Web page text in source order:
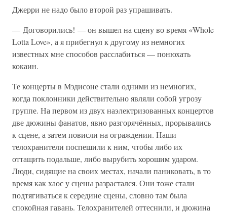
Джерри не надо было второй раз упрашивать.
— Договорились! — он вышел на сцену во время «Whole
Lotta Love», а я прибегнул к другому из немногих
известных мне способов расслабиться — понюхать
кокаин.
Те концерты в Мэдисоне стали одними из немногих,
когда поклонники действительно являли собой угрозу
группе. На первом из двух наэлектризованных концертов
две дюжины фанатов, явно разгорячённых, прорывались
к сцене, а затем повисли на ограждении. Наши
телохранители поспешили к ним, чтобы либо их
оттащить подальше, либо вырубить хорошим ударом.
Люди, сидящие на своих местах, начали паниковать, в то
время как хаос у сцены разрастался. Они тоже стали
подтягиваться к середине сцены, словно там была
спокойная гавань. Телохранителей оттеснили, и дюжина